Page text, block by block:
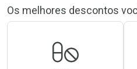
Os melhores descontos